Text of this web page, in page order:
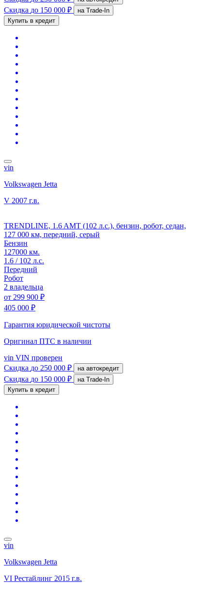
Скидка до 150 000 ₽
на Trade-In
Купить в кредит
vin
Volkswagen Jetta
V 2007 г.в.
TRENDLINE, 1.6 AMT (102 л.с.), бензин, робот, седан,
127 000 км, передний, серый
Бензин
127000 км.
1.6 / 102 л.с.
Передний
Робот
2 владельца
от 299 900 ₽
405 000 ₽
Гарантия юридической чистоты
Оригинал ПТС в наличии
vin VIN проверен
Скидка до 250 000 ₽ на автокредит
Скидка до 150 000 ₽
на Trade-In
Купить в кредит
vin
Volkswagen Jetta
VI Рестайлинг 2015 г.в.